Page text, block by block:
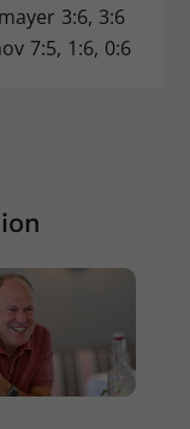
3:6, 3:6
7:5, 1:6, 0:6